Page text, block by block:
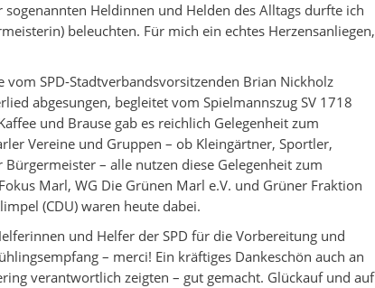
sogenannten Heldinnen und Helden des Alltags durfte ich
beleuchten. Für mich ein echtes Herzensanliegen,
SPD-Stadtverbandsvorsitzenden Brian Nickholz
abgesungen, begleitet vom Spielmannszug SV 1718
und Brause gab es reichlich Gelegenheit zum
Vereine und Gruppen – ob Kleingärtner, Sportler,
– alle nutzen diese Gelegenheit zum
Marl, WG Die Grünen Marl e.V. und Grüner Fraktion
(CDU) waren heute dabei.
und Helfer der SPD für die Vorbereitung und
– merci! Ein kräftiges Dankeschön auch an
verantwortlich zeigten – gut gemacht. Glückauf und auf